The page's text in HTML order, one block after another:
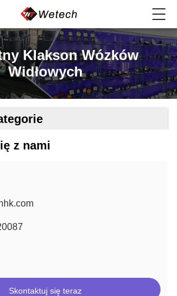
Klakson Wózków
Widłowych
z nami
Skontaktuj się teraz